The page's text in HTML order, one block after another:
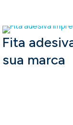
Fita
sua marca